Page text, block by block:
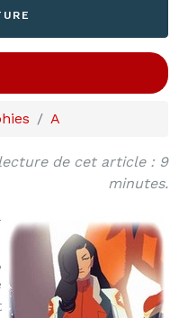
A
de cet article : 9
minutes.